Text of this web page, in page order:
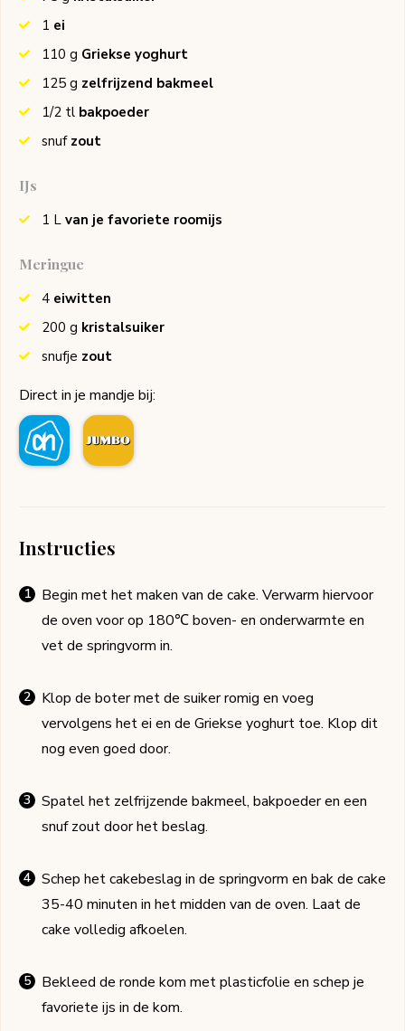
1 ei
110 g Griekse yoghurt
125 g zelfrijzend bakmeel
1/2 tl bakpoeder
snuf zout
IJs
1 L van je favoriete roomijs
Meringue
4 eiwitten
200 g kristalsuiker
snufje zout
Direct in je mandje bij:
Instructies
Begin met het maken van de cake. Verwarm hiervoor
de oven voor op 180℃ boven- en onderwarmte en
vet de springvorm in.
Klop de boter met de suiker romig en voeg
vervolgens het ei en de Griekse yoghurt toe. Klop dit
nog even goed door.
Spatel het zelfrijzende bakmeel, bakpoeder en een
snuf zout door het beslag.
Schep het cakebeslag in de springvorm en bak de cake
35-40 minuten in het midden van de oven. Laat de
cake volledig afkoelen.
Bekleed de ronde kom met plasticfolie en schep je
favoriete ijs in de kom.